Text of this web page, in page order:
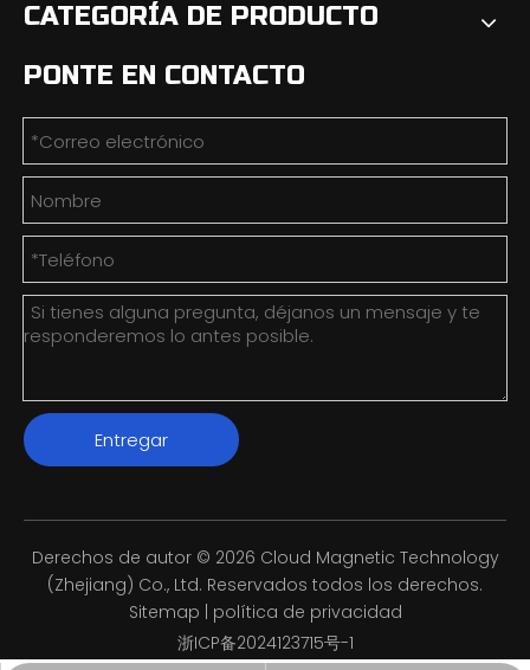
CATEGORÍA DE PRODUCTO
PONTE EN CONTACTO
Entregar
Derechos de autor © 2026 Cloud Magnetic Technology
(Zhejiang) Co., Ltd. Reservados todos los derechos.
Sitemap
política de privacidad
浙ICP备2024123715号-1